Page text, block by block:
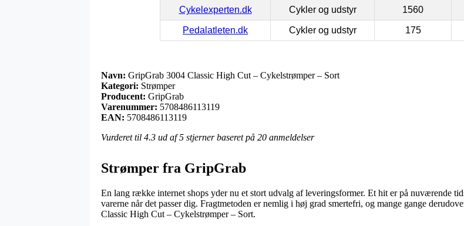
Cykelexperten.dk Cykler og udstyr 1560
Pedalatleten.dk Cykler og udstyr 175
Navn: GripGrab 3004 Classic High Cut – Cykelstrømper – Sort
Kategori: Strømper
Producent: GripGrab
Varenummer: 5708486113119
EAN: 5708486113119
Vurderet til 4.3 ud af 5 stjerner baseret på 20 anmeldelser
Strømper fra GripGrab
En lang række internet shops yder nu et stort udvalg af leveringsformer. Et hit er på nuværende
varerne når det passer dig. Fragtmetoden er nemlig i høj grad smertefri, og mange gange
Classic High Cut – Cykelstrømper – Sort.